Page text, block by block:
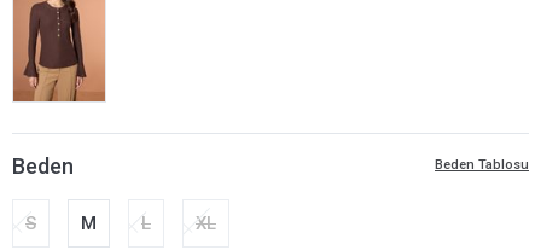
Beden Tablosu
Beden
S M L XL